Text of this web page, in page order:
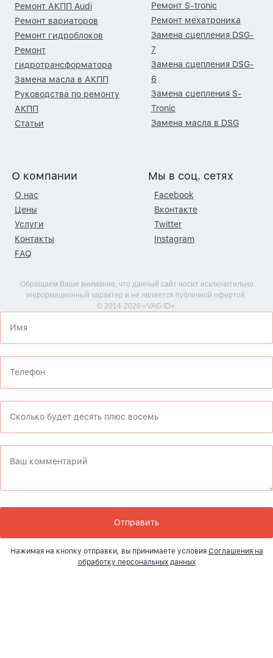
Ремонт АКПП Audi
Ремонт вариаторов
Ремонт гидроблоков
Ремонт
гидротрансформатора
Замена масла в АКПП
Руководства по ремонту
АКПП
Статьи
Ремонт S-tronic
Ремонт мехатроника
Замена сцепления DSG-
7
Замена сцепления DSG-
6
Замена сцепления S-
Tronic
Замена масла в DSG
О компании
О нас
Цены
Услуги
Контакты
FAQ
Мы в соц. сетях
Facebook
Вконтакте
Twitter
Instagram
Обращаем Ваше внимание, что данный сайт носит исключительно
информационный характер и не является публичной офертой.
© 2014-2026 «VAG ID».
Нажимая на кнопку отправки, вы принимаете условия Соглашения на
обработку персональных данных